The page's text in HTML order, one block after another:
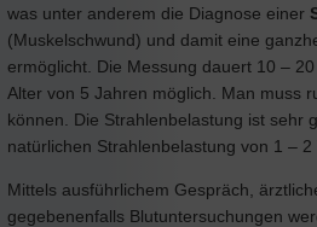
was unter anderem die Diagnose einer
(Muskelschwund) und damit eine
ermöglicht. Die Messung dauert 10 –
Alter von 5 Jahren möglich. Man muss
können. Die Strahlenbelastung ist sehr
natürlichen Strahlenbelastung von 1 – 2
Mittels ausführlichem Gespräch,
gegebenenfalls Blutuntersuchungen